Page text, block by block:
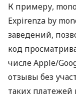
К примеру,
Expirenza by
заведений,
код
числе Apple/
отзывы без
таких платежей